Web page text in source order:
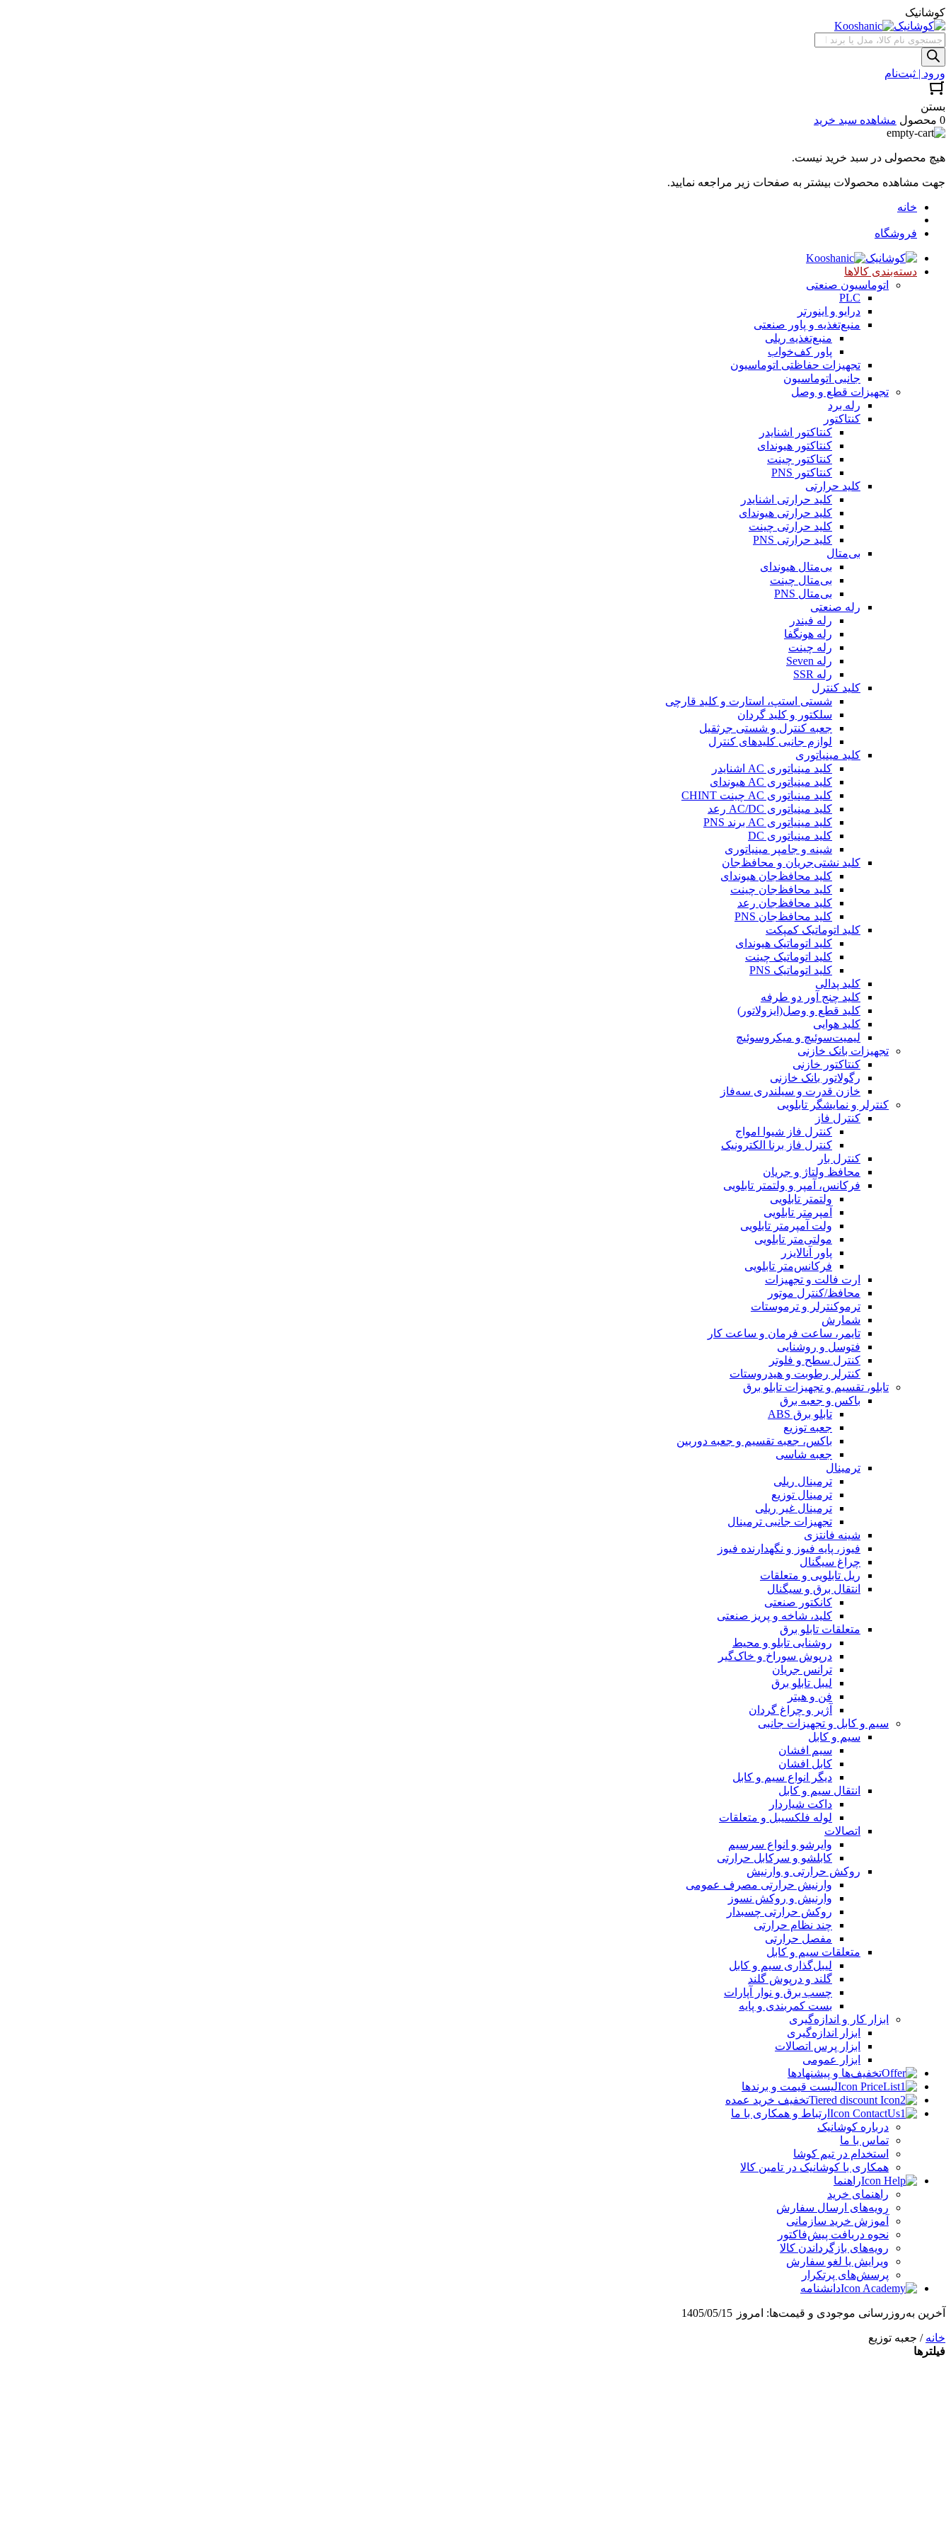
کوشانیک
جستجوی
محصولات
ورود | ثبت‌نام
بستن
0 محصول
مشاهده سبد خرید
هیچ محصولی در سبد خرید نیست.
جهت مشاهده محصولات بیشتر به صفحات زیر مراجعه نمایید.
خانه
فروشگاه
دسته‌بندی کالاها
اتوماسیون صنعتی
PLC
درایو و اینورتر
منبع‌تغذیه و پاور صنعتی
منبع‌تغذیه ریلی
پاور کف‌خواب
تجهیزات حفاظتی اتوماسیون
جانبی اتوماسیون
تجهیزات قطع و وصل
رله برد
کنتاکتور
کنتاکتور اشنایدر
کنتاکتور هیوندای
کنتاکتور چینت
کنتاکتور PNS
کلید حرارتی
کلید حرارتی اشنایدر
کلید حرارتی هیوندای
کلید حرارتی چینت
کلید حرارتی PNS
بی‌متال
بی‌متال هیوندای
بی‌متال چینت
بی‌متال PNS
رله صنعتی
رله فیندر
رله هونگفا
رله چینت
رله Seven
رله SSR
کلید کنترل
شستی استپ، استارت و کلید قارچی
سلکتور و کلید گردان
جعبه کنترل و شستی جرثقیل
لوازم جانبی کلیدهای کنترل
کلید مینیاتوری
کلید مینیاتوری AC اشنایدر
کلید مینیاتوری AC هیوندای
کلید مینیاتوری AC چینت CHINT
کلید مینیاتوری AC/DC رعد
کلید مینیاتوری AC برند PNS
کلید مینیاتوری DC
شینه و جامپر مینیاتوری
کلید نشتی‌جریان و محافظ‌جان
کلید محافظ‌جان هیوندای
کلید محافظ‌جان چینت
کلید محافظ‌جان رعد
کلید محافظ‌جان PNS
کلید اتوماتیک کمپکت
کلید اتوماتیک هیوندای
کلید اتوماتیک چینت
کلید اتوماتیک PNS
کلید پدالی
کلید چنج آور دو طرفه
کلید قطع و وصل(ایزولاتور)
کلید هوایی
لیمیت‌سوئیچ و میکروسوئیچ
تجهیزات بانک خازنی
کنتاکتور خازنی
رگولاتور بانک خازنی
خازن قدرت و سیلندری سه‌فاز
کنترلر و نمایشگر تابلویی
کنترل فاز
کنترل فاز شیوا امواج
کنترل فاز برنا الکترونیک
کنترل بار
محافظ ولتاژ و جریان
فرکانس، آمپر و ولتمتر تابلویی
ولتمتر تابلویی
آمپرمتر تابلویی
ولت آمپرمتر تابلویی
مولتی‌متر تابلویی
پاور آنالایزر
فرکانس‌متر تابلویی
ارت فالت و تجهیزات
محافظ/کنترل موتور
ترموکنترلر و ترموستات
شمارش
تایمر، ساعت فرمان و ساعت کار
فتوسل و روشنایی
کنترل سطح و فلوتر
کنترلر رطوبت و هیدروستات
تابلو، تقسیم و تجهیزات تابلو برق
باکس و جعبه برق
تابلو برق ABS
جعبه توزیع
باکس، جعبه تقسیم و جعبه دوربین
جعبه شاسی
ترمینال
ترمینال ریلی
ترمینال توزیع
ترمینال غیر ریلی
تجهیزات جانبی ترمینال
شینه فانتزی
فیوز، پایه فیوز و نگهدارنده فیوز
چراغ سیگنال
ریل تابلویی و متعلقات
انتقال برق و سیگنال
کانکتور صنعتی
کلید، شاخه و پریز صنعتی
متعلقات تابلو برق
روشنایی تابلو و محیط
درپوش سوراخ و خاک‌گیر
ترانس جریان
لیبل تابلو برق
فن و هیتر
آژیر و چراغ گردان
سیم و کابل و تجهیزات جانبی
سیم و کابل
سیم افشان
کابل افشان
دیگر انواع سیم و کابل
انتقال سیم و کابل
داکت شیاردار
لوله فلکسیبل و متعلقات
اتصالات
وایرشو و انواع سرسیم
کابلشو و سرکابل حرارتی
روکش حرارتی و وارنیش
وارنیش حرارتی مصرف عمومی
وارنیش و روکش نسوز
روکش حرارتی چسبدار
چند نظام حرارتی
مفصل حرارتی
متعلقات سیم و کابل
لیبل‌گذاری سیم و کابل
گلند و درپوش گلند
چسب برق و نوار آپارات
بست کمربندی و پایه
ابزار کار و اندازه‌گیری
ابزار اندازه‌گیری
ابزار پرس اتصالات
ابزار عمومی
تخفیف‌ها و پیشنهادها
لیست قیمت و برندها
تخفیف خرید عمده
ارتباط و همکاری با ما
درباره کوشانیک
تماس با ما
استخدام در تیم کوشا
همکاری با کوشانیک در تامین کالا
راهنما
راهنمای خرید
رویه‌های ارسال سفارش
آموزش خرید سازمانی
نحوه دریافت پیش‌فاکتور
رویه‌های بازگرداندن کالا
ویرایش یا لغو سفارش
پرسش‌های پرتکرار
دانشنامه
آخرین به‌روزرسانی موجودی و قیمت‌ها: امروز 1405/05/15
خانه / جعبه توزیع
فیلترها